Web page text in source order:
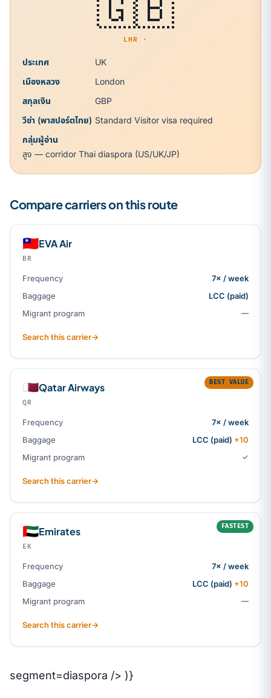
LHR ·
ประเทศ
UK
เมืองหลวง
London
สกุลเงิน
GBP
วีซ่า (พาสปอร์ตไทย) Standard Visitor visa required
กลุ่มผู้อ่าน
สูง — corridor Thai diaspora (US/UK/JP)
Compare carriers on this route
🇹🇼EVA Air
BR
Frequency
7× / week
Baggage
LCC (paid)
Migrant program
—
Search this carrier→
BEST VALUE
🇶🇦Qatar Airways
QR
Frequency
7× / week
Baggage
LCC (paid) +10
Migrant program
✓
Search this carrier→
FASTEST
🇦🇪Emirates
EK
Frequency
7× / week
Baggage
LCC (paid) +10
Migrant program
—
Search this carrier→
segment=diaspora /> )}